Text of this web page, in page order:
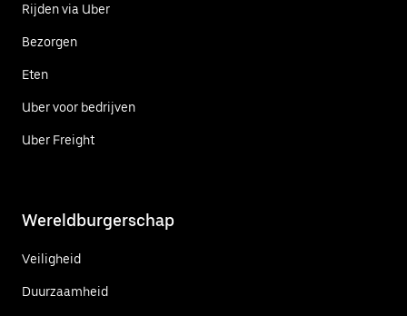
Rijden via Uber
Bezorgen
Eten
Uber voor bedrijven
Uber Freight
Wereldburgerschap
Veiligheid
Duurzaamheid